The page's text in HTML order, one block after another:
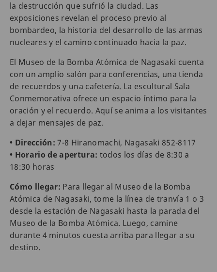
la destrucción que sufrió la ciudad. Las
exposiciones revelan el proceso previo al
bombardeo, la historia del desarrollo de las armas
nucleares y el camino continuado hacia la paz.
El Museo de la Bomba Atómica de Nagasaki cuenta
con un amplio salón para conferencias, una tienda
de recuerdos y una cafetería. La escultural Sala
Conmemorativa ofrece un espacio íntimo para la
oración y el recuerdo. Aquí se anima a los visitantes
a dejar mensajes de paz.
• Dirección: 7-8 Hiranomachi, Nagasaki 852-8117
• Horario de apertura: todos los días de 8:30 a
18:30 horas
Cómo llegar: Para llegar al Museo de la Bomba
Atómica de Nagasaki, tome la línea de tranvía 1 o 3
desde la estación de Nagasaki hasta la parada del
Museo de la Bomba Atómica. Luego, camine
durante 4 minutos cuesta arriba para llegar a su
destino.